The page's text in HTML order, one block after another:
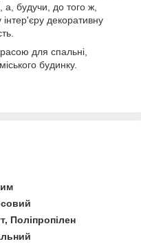
а, будучи, до того ж,
декоративну
для спальні,
будинку.
Поліпропілен